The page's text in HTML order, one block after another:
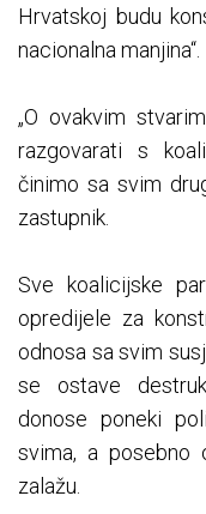
Hrvatskoj budu
nacionalna manjina“.
„O ovakvim
razgovarati s
činimo sa svim
zastupnik.
Sve koalicijske
opredijele za
odnosa sa svim
se ostave
donose poneki
svima, a posebno
zalažu.